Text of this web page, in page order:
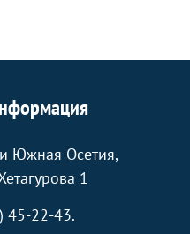
Южная Осетия,
1
45-22-43.